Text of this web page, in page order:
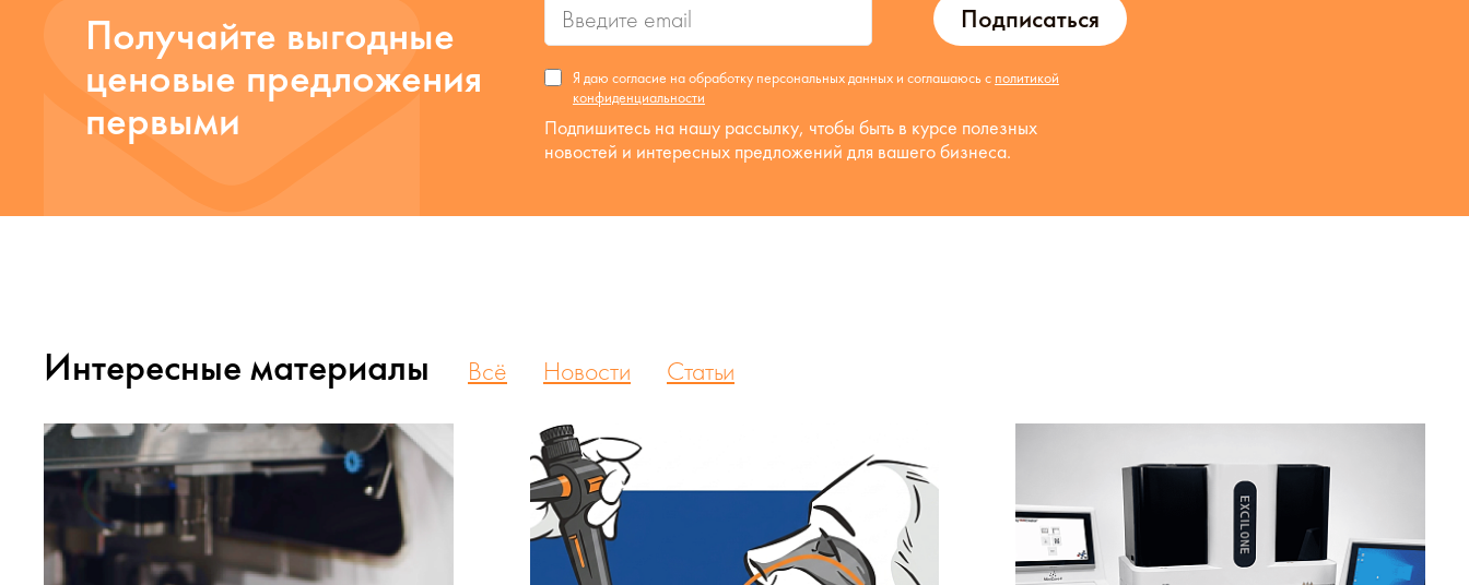
Получайте выгодные
ценовые предложения
первыми
Подписаться
Я даю согласие на обработку персональных данных и соглашаюсь с политикой
конфиденциальности
Подпишитесь на нашу рассылку, чтобы быть в курсе полезных
новостей и интересных предложений для вашего бизнеса.
Интересные материалы Всё Новости Статьи